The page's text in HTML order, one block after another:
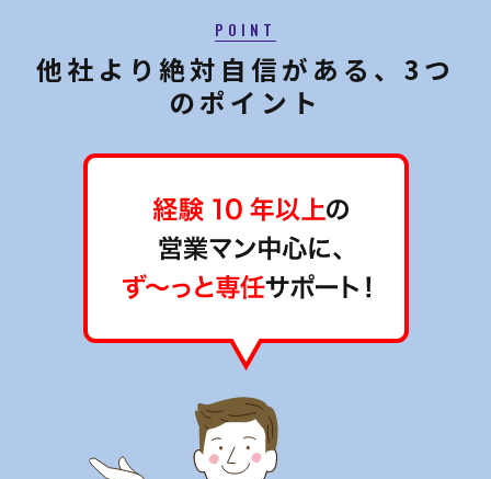
POINT
他社より絶対自信がある、3つ
のポイント